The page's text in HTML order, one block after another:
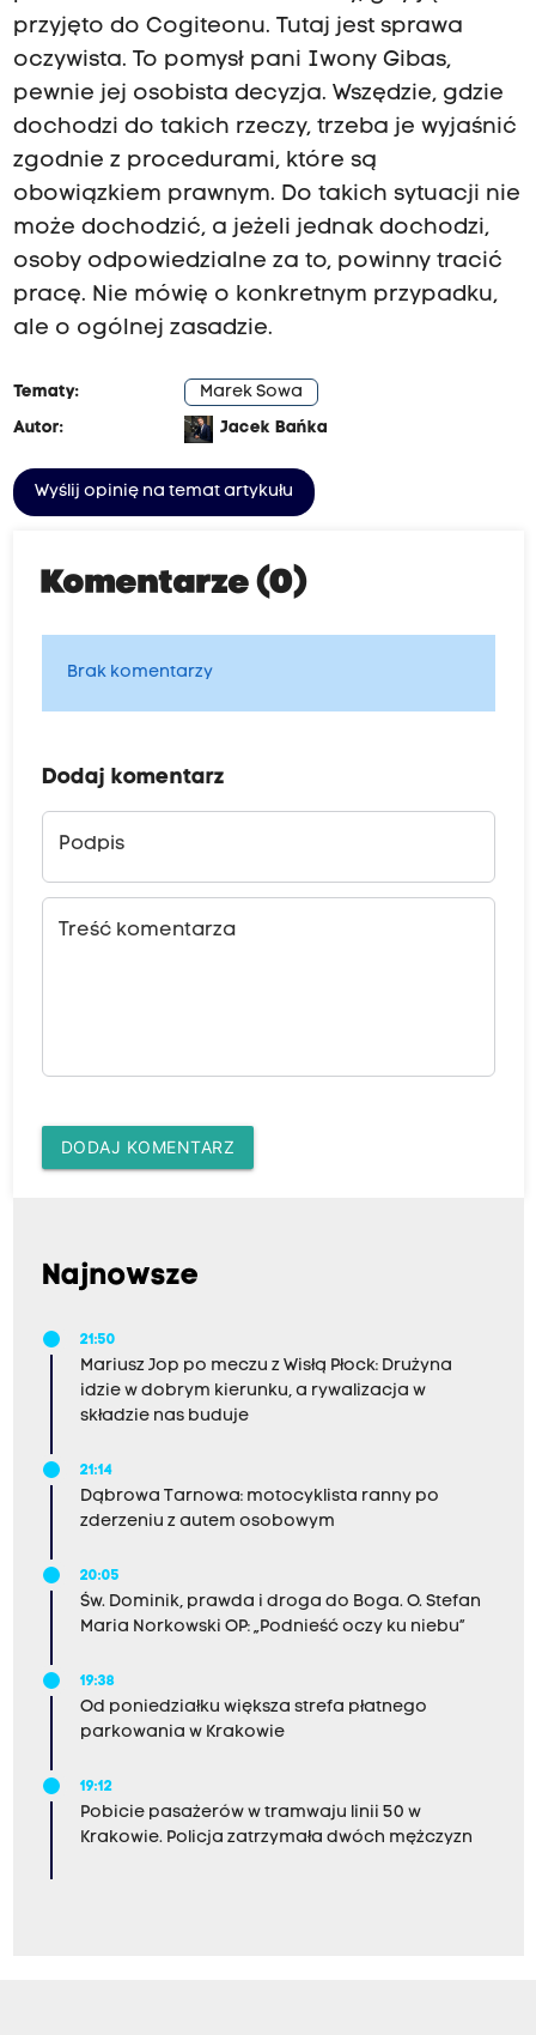
przyjęto do Cogiteonu. Tutaj jest sprawa
oczywista. To pomysł pani Iwony Gibas,
pewnie jej osobista decyzja. Wszędzie, gdzie
dochodzi do takich rzeczy, trzeba je wyjaśnić
zgodnie z procedurami, które są
obowiązkiem prawnym. Do takich sytuacji nie
może dochodzić, a jeżeli jednak dochodzi,
osoby odpowiedzialne za to, powinny tracić
pracę. Nie mówię o konkretnym przypadku,
ale o ogólnej zasadzie.
Tematy:
Marek Sowa
Autor:
Jacek Bańka
Wyślij opinię na temat artykułu
Komentarze (0)
Brak komentarzy
Dodaj komentarz
Podpis
Treść komentarza
DODAJ KOMENTARZ
Najnowsze
21:50
Mariusz Jop po meczu z Wisłą Płock: Drużyna
idzie w dobrym kierunku, a rywalizacja w
składzie nas buduje
21:14
Dąbrowa Tarnowa: motocyklista ranny po
zderzeniu z autem osobowym
20:05
Św. Dominik, prawda i droga do Boga. O. Stefan
Maria Norkowski OP: „Podnieść oczy ku niebu”
19:38
Od poniedziałku większa strefa płatnego
parkowania w Krakowie
19:12
Pobicie pasażerów w tramwaju linii 50 w
Krakowie. Policja zatrzymała dwóch mężczyzn